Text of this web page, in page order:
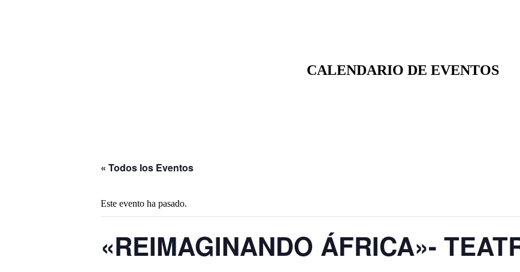
CALENDARIO DE EVENTOS
« Todos los Eventos
Este evento ha pasado.
«REIMAGINANDO ÁFRICA»-